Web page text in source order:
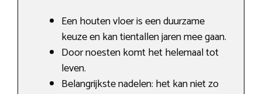
Een houten vloer is een duurzame
keuze en kan tientallen jaren mee gaan.
Door noesten komt het helemaal tot
leven.
Belangrijkste nadelen: het kan niet zo